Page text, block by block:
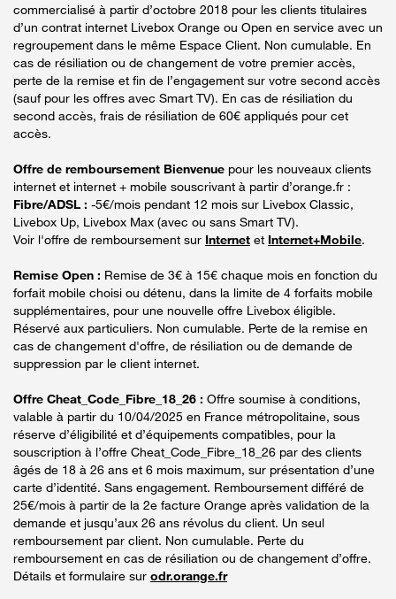
commercialisé à partir d’octobre 2018 pour les clients titulaires
d’un contrat internet Livebox Orange ou Open en service avec un
regroupement dans le même Espace Client. Non cumulable. En
cas de résiliation ou de changement de votre premier accès,
perte de la remise et fin de l’engagement sur votre second accès
(sauf pour les offres avec Smart TV). En cas de résiliation du
second accès, frais de résiliation de 60€ appliqués pour cet
accès.
Offre de remboursement Bienvenue pour les nouveaux clients
internet et internet + mobile souscrivant à partir d’orange.fr :
Fibre/ADSL : -5€/mois pendant 12 mois sur Livebox Classic,
Livebox Up, Livebox Max (avec ou sans Smart TV).
Voir l'offre de remboursement sur Internet et Internet+Mobile.
Remise Open : Remise de 3€ à 15€ chaque mois en fonction du
forfait mobile choisi ou détenu, dans la limite de 4 forfaits mobile
supplémentaires, pour une nouvelle offre Livebox éligible.
Réservé aux particuliers. Non cumulable. Perte de la remise en
cas de changement d'offre, de résiliation ou de demande de
suppression par le client internet.
Offre Cheat_Code_Fibre_18_26 : Offre soumise à conditions,
valable à partir du 10/04/2025 en France métropolitaine, sous
réserve d’éligibilité et d’équipements compatibles, pour la
souscription à l’offre Cheat_Code_Fibre_18_26 par des clients
âgés de 18 à 26 ans et 6 mois maximum, sur présentation d’une
carte d’identité. Sans engagement. Remboursement différé de
25€/mois à partir de la 2e facture Orange après validation de la
demande et jusqu’aux 26 ans révolus du client. Un seul
remboursement par client. Non cumulable. Perte du
remboursement en cas de résiliation ou de changement d’offre.
Détails et formulaire sur odr.orange.fr